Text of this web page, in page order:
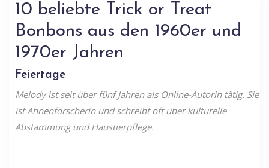
10 beliebte Trick or Treat
Bonbons aus den 1960er und
1970er Jahren
Feiertage
Melody ist seit über fünf Jahren als Online-Autorin tätig. Sie
ist Ahnenforscherin und schreibt oft über kulturelle
Abstammung und Haustierpflege.